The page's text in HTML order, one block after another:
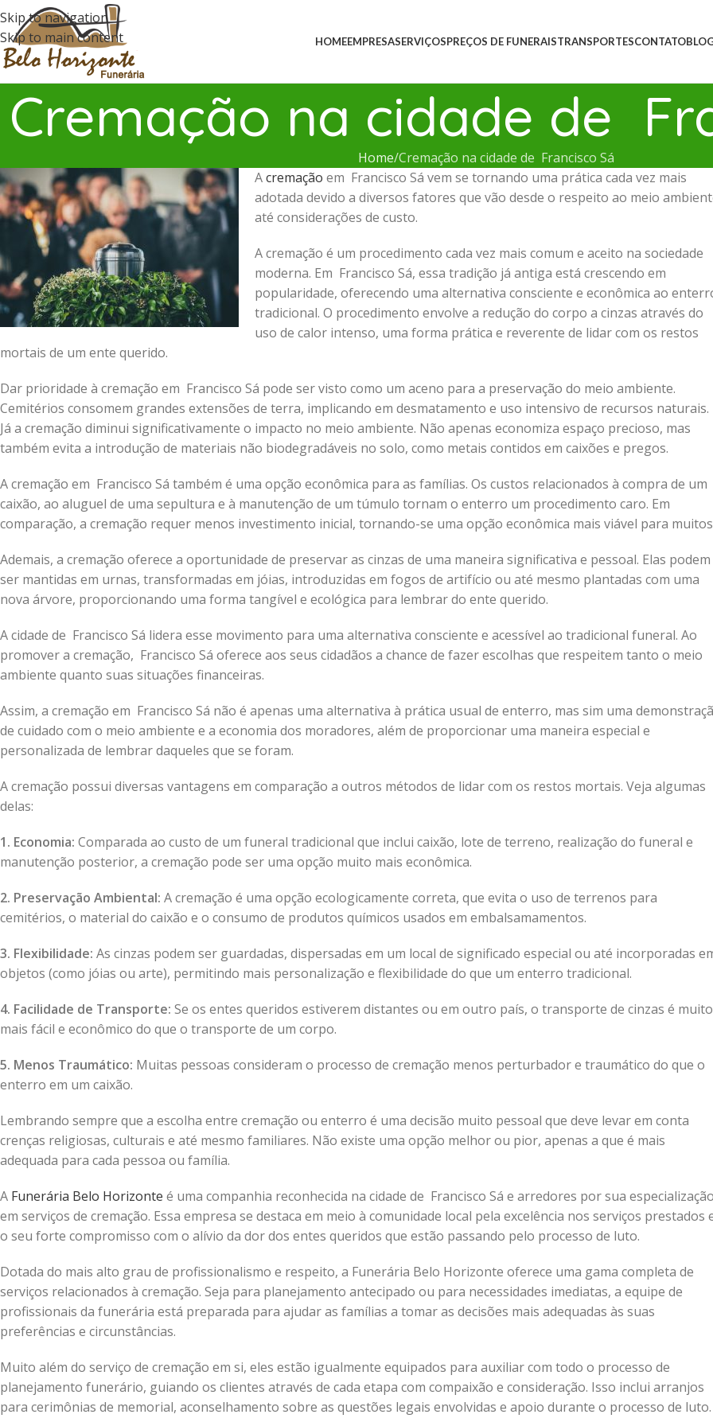
Skip to navigation
Skip to main content
HOMEEMPRESASERVIÇOSPREÇOS DE FUNERAISTRANSPORTESCONTATO
Cremação na cidade de
Home Cremação na cidade de Francisco Sá
Acremação em Francisco Sá vem se tornando uma prática cada vez mais
adotada devido a diversos fatores que vão desde o respeito ao meio
até considerações de custo.
A cremação é um procedimento cada vez mais comum e aceito na sociedade
moderna. Em Francisco Sá, essa tradição já antiga está crescendo em
popularidade, oferecendo uma alternativa consciente e econômica ao
tradicional. O procedimento envolve a redução do corpo a cinzas através do
uso de calor intenso, uma forma prática e reverente de lidar com os restos
mortais de um ente querido.
Dar prioridade à cremação em Francisco Sá pode ser visto como um aceno para a preservação do meio ambiente.
Cemitérios consomem grandes extensões de terra, implicando em desmatamento e uso intensivo de recursos naturais.
Já a cremação diminui significativamente o impacto no meio ambiente. Não apenas economiza espaço precioso, mas
também evita a introdução de materiais não biodegradáveis no solo, como metais contidos em caixões e pregos.
A cremação em Francisco Sá também é uma opção econômica para as famílias. Os custos relacionados à compra de um
caixão, ao aluguel de uma sepultura e à manutenção de um túmulo tornam o enterro um procedimento caro. Em
comparação, a cremação requer menos investimento inicial, tornando-se uma opção econômica mais viável para
Ademais, a cremação oferece a oportunidade de preservar as cinzas de uma maneira significativa e pessoal. Elas podem
ser mantidas em urnas, transformadas em jóias, introduzidas em fogos de artifício ou até mesmo plantadas com uma
nova árvore, proporcionando uma forma tangível e ecológica para lembrar do ente querido.
A cidade de Francisco Sá lidera esse movimento para uma alternativa consciente e acessível ao tradicional funeral. Ao
promover a cremação, Francisco Sá oferece aos seus cidadãos a chance de fazer escolhas que respeitem tanto o meio
ambiente quanto suas situações financeiras.
Assim, a cremação em Francisco Sá não é apenas uma alternativa à prática usual de enterro, mas sim uma
de cuidado com o meio ambiente e a economia dos moradores, além de proporcionar uma maneira especial e
personalizada de lembrar daqueles que se foram.
A cremação possui diversas vantagens em comparação a outros métodos de lidar com os restos mortais. Veja algumas
delas:
1. Economia: Comparada ao custo de um funeral tradicional que inclui caixão, lote de terreno, realização do funeral e
manutenção posterior, a cremação pode ser uma opção muito mais econômica.
2. Preservação Ambiental: A cremação é uma opção ecologicamente correta, que evita o uso de terrenos para
cemitérios, o material do caixão e o consumo de produtos químicos usados em embalsamamentos.
3. Flexibilidade: As cinzas podem ser guardadas, dispersadas em um local de significado especial ou até incorporadas
objetos (como jóias ou arte), permitindo mais personalização e flexibilidade do que um enterro tradicional.
4. Facilidade de Transporte: Se os entes queridos estiverem distantes ou em outro país, o transporte de cinzas é muito
mais fácil e econômico do que o transporte de um corpo.
5. Menos Traumático: Muitas pessoas consideram o processo de cremação menos perturbador e traumático do que o
enterro em um caixão.
Lembrando sempre que a escolha entre cremação ou enterro é uma decisão muito pessoal que deve levar em conta
crenças religiosas, culturais e até mesmo familiares. Não existe uma opção melhor ou pior, apenas a que é mais
adequada para cada pessoa ou família.
A Funerária Belo Horizonte é uma companhia reconhecida na cidade de Francisco Sá e arredores por sua
em serviços de cremação. Essa empresa se destaca em meio à comunidade local pela excelência nos serviços prestados
o seu forte compromisso com o alívio da dor dos entes queridos que estão passando pelo processo de luto.
Dotada do mais alto grau de profissionalismo e respeito, a Funerária Belo Horizonte oferece uma gama completa de
serviços relacionados à cremação. Seja para planejamento antecipado ou para necessidades imediatas, a equipe de
profissionais da funerária está preparada para ajudar as famílias a tomar as decisões mais adequadas às suas
preferências e circunstâncias.
Muito além do serviço de cremação em si, eles estão igualmente equipados para auxiliar com todo o processo de
planejamento funerário, guiando os clientes através de cada etapa com compaixão e consideração. Isso inclui arranjos
para cerimônias de memorial, aconselhamento sobre as questões legais envolvidas e apoio durante o processo de luto.